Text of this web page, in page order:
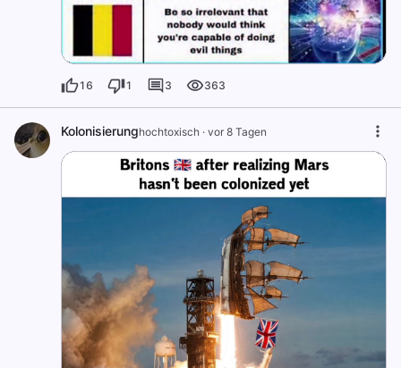
16 1 3 363
Kolonisierunghochtoxisch · vor 8 Tagen